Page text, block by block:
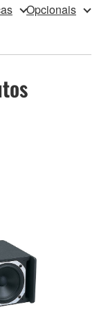
Opcionais